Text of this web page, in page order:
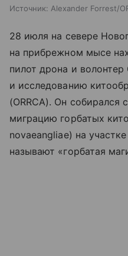
Источник: Alexander Forrest/
28 июля на севере
на прибрежном мысе
пилот дрона и
и исследованию
(ORRCA). Он собирался
миграцию горбатых
novaeangliae) на
называют «горбатая